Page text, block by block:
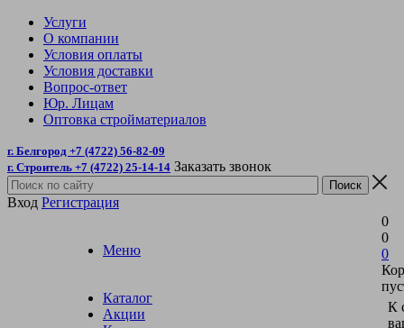
Услуги
О компании
Условия оплаты
Условия доставки
Вопрос-ответ
Юр. Лицам
Оптовка стройматериалов
г. Белгород +7 (4722) 56-82-09
г. Строитель +7 (4722) 25-14-14 Заказать звонок
Вход Регистрация
Меню
Каталог
Акции
0
0
0
К